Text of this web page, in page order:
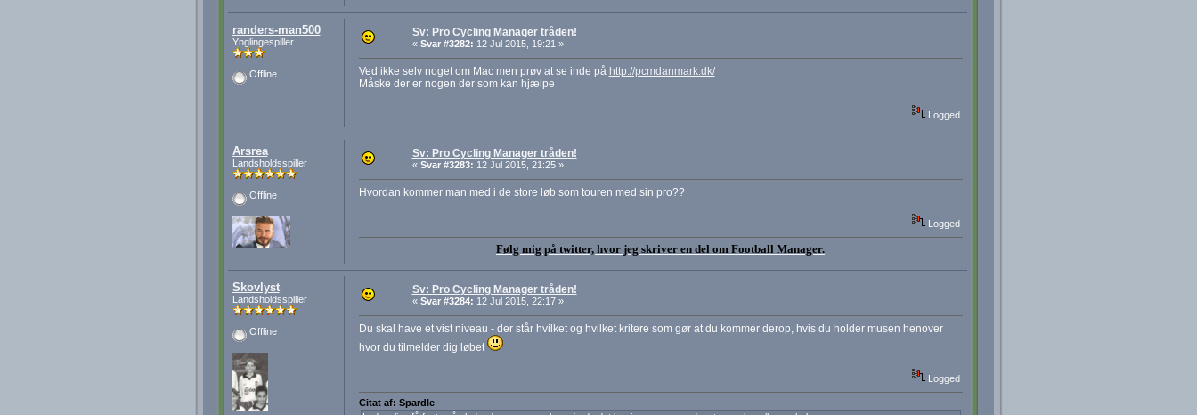
randers-man500
Ynglingespiller
Offline
Sv: Pro Cycling Manager tråden!
« Svar #3282: 12 Jul 2015, 19:21 »
Ved ikke selv noget om Mac men prøv at se inde på http://pcmdanmark.dk/
Måske der er nogen der som kan hjælpe
Logged
Arsrea
Landsholdsspiller
Offline
Sv: Pro Cycling Manager tråden!
« Svar #3283: 12 Jul 2015, 21:25 »
Hvordan kommer man med i de store løb som touren med sin pro??
Logged
Følg mig på twitter, hvor jeg skriver en del om Football Manager.
Skovlyst
Landsholdsspiller
Offline
Sv: Pro Cycling Manager tråden!
« Svar #3284: 12 Jul 2015, 22:17 »
Du skal have et vist niveau - der står hvilket og hvilket kritere som gør at du kommer derop, hvis du holder musen henover
hvor du tilmelder dig løbet
Logged
Citat af: Spardle